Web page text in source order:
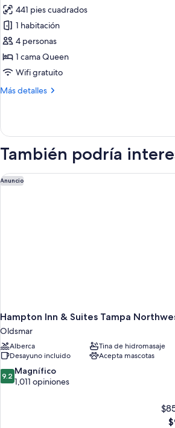
Virtual
Front
Desk)
las
fotos
de
Departamento
(Self
in
Front
Desk)
441 pies cuadrados
1 habitación
4 personas
1 cama Queen
Wifi gratuito
Más detalles
Más
(Self
Virtual
Front
También podría
Anuncio
Hampton Inn & Suites Tampa
Oldsmar
Alberca
Tina de hidromasaje
Desayuno incluido
Acepta mascotas
9.2
de
9.2 Magnífico
1,011 opiniones
El
Hampton Inn & Suites Tampa